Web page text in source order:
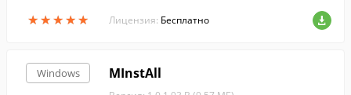
★★★★★
★★★★★
ерах деятельности, в том числе в сфере
Лицензия: Бесплатно
Windows MInstAll